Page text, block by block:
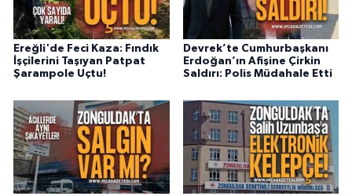
Ereğli'de Feci Kaza: Fındık
İşçilerini Taşıyan Patpat
Şarampole Uçtu!
Devrek’te Cumhurbaşkanı
Erdoğan’ın Afişine Çirkin
Saldırı: Polis Müdahale Etti